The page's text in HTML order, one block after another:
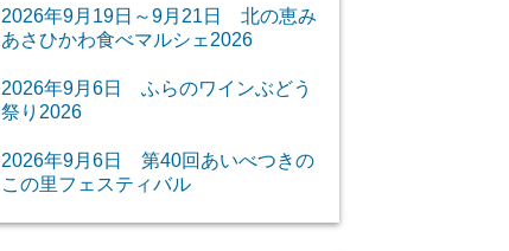
2026年9月19日～9月21日 北の恵み
あさひかわ食べマルシェ2026
2026年9月6日 ふらのワインぶどう
祭り2026
2026年9月6日 第40回あいべつきの
この里フェスティバル